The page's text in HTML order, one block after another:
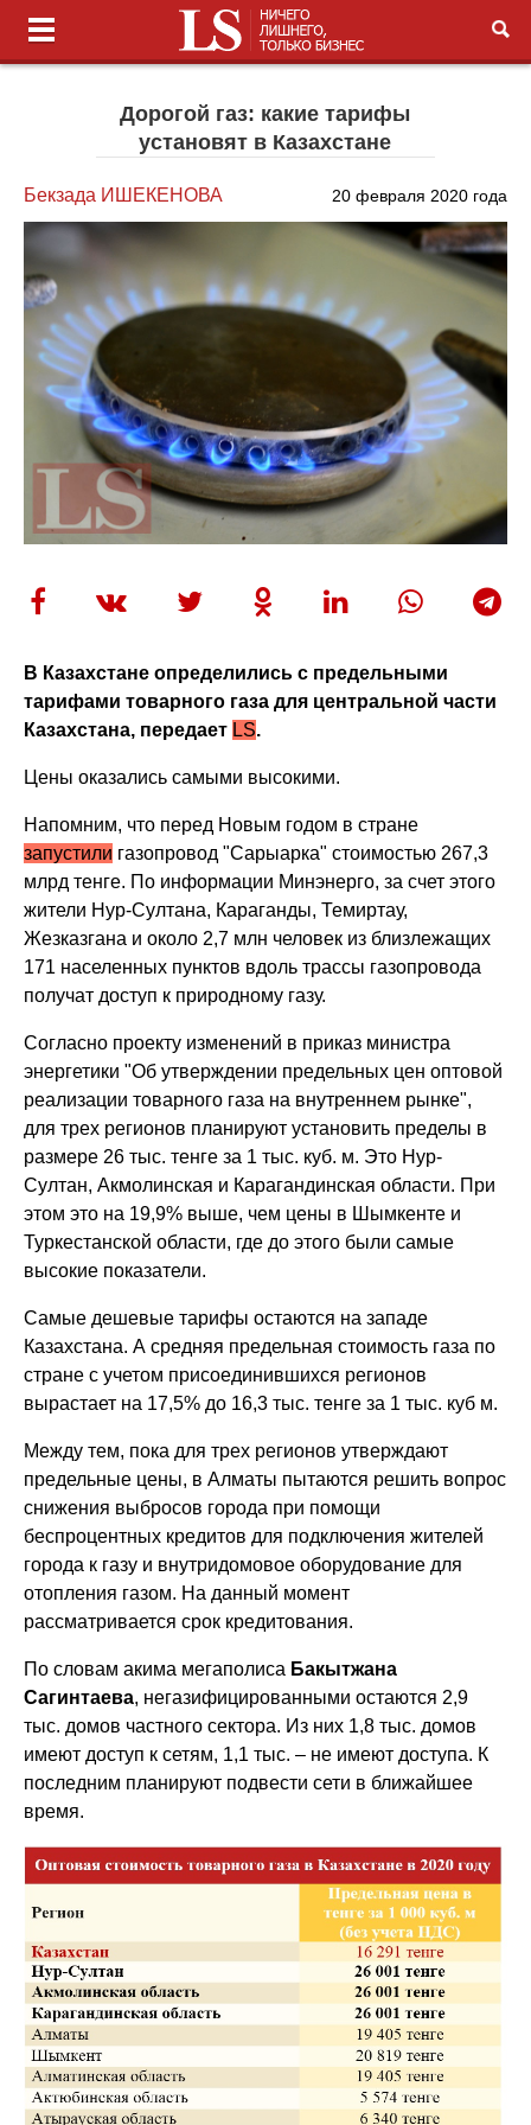
Дорогой газ: какие тарифы
установят в Казахстане
Бекзада ИШЕКЕНОВА 20 февраля 2020 года
В Казахстане определились с предельными
тарифами товарного газа для центральной части
Казахстана, передает LS.
Цены оказались самыми высокими.
Напомним, что перед Новым годом в стране
запустили газопровод "Сарыарка" стоимостью 267,3
млрд тенге. По информации Минэнерго, за счет этого
жители Нур-Султана, Караганды, Темиртау,
Жезказгана и около 2,7 млн человек из близлежащих
171 населенных пунктов вдоль трассы газопровода
получат доступ к природному газу.
Согласно проекту изменений в приказ министра
энергетики "Об утверждении предельных цен оптовой
реализации товарного газа на внутреннем рынке",
для трех регионов планируют установить пределы в
размере 26 тыс. тенге за 1 тыс. куб. м. Это Нур-
Султан, Акмолинская и Карагандинская области. При
этом это на 19,9% выше, чем цены в Шымкенте и
Туркестанской области, где до этого были самые
высокие показатели.
Самые дешевые тарифы остаются на западе
Казахстана. А средняя предельная стоимость газа по
стране с учетом присоединившихся регионов
вырастает на 17,5% до 16,3 тыс. тенге за 1 тыс. куб м.
Между тем, пока для трех регионов утверждают
предельные цены, в Алматы пытаются решить вопрос
снижения выбросов города при помощи
беспроцентных кредитов для подключения жителей
города к газу и внутридомовое оборудование для
отопления газом. На данный момент
рассматривается срок кредитования.
По словам акима мегаполиса Бакытжана
Сагинтаева, негазифицированными остаются 2,9
тыс. домов частного сектора. Из них 1,8 тыс. домов
имеют доступ к сетям, 1,1 тыс. – не имеют доступа. К
последним планируют подвести сети в ближайшее
время.